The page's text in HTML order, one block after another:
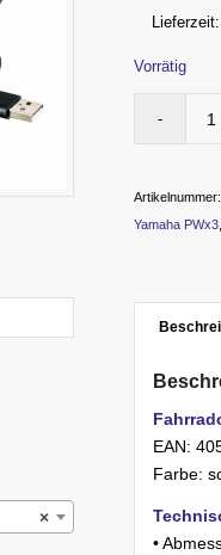
×
Vorrätig
Yamaha PWx3
EAN:
Farbe:
•